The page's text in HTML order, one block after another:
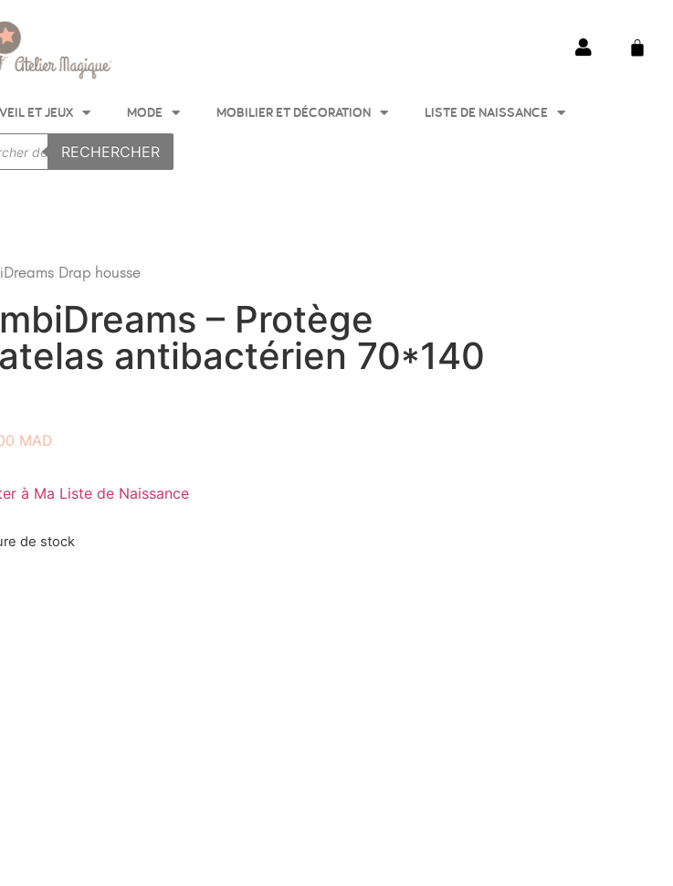
ET JEUX MODE MOBILIER ET DÉCORATION LISTE DE NAISSANCE
RECHERCHER
Drap housse
– Protège
antibactérien 70*140
MAD
à Ma Liste de Naissance
de stock